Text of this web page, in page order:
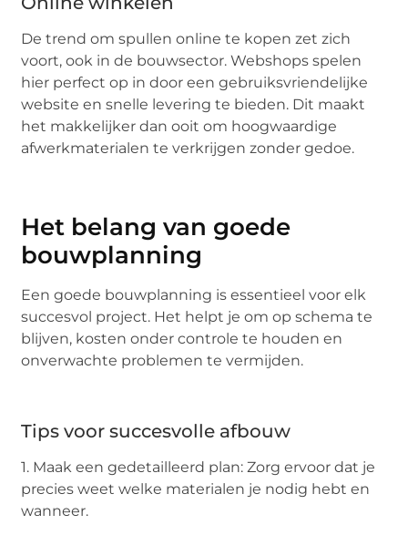
De trend om spullen online te kopen zet zich
voort, ook in de bouwsector. Webshops spelen
hier perfect op in door een gebruiksvriendelijke
website en snelle levering te bieden. Dit maakt
het makkelijker dan ooit om hoogwaardige
afwerkmaterialen te verkrijgen zonder gedoe.
Het belang van goede
bouwplanning
Een goede bouwplanning is essentieel voor elk
succesvol project. Het helpt je om op schema te
blijven, kosten onder controle te houden en
onverwachte problemen te vermijden.
Tips voor succesvolle afbouw
1. Maak een gedetailleerd plan: Zorg ervoor dat je
precies weet welke materialen je nodig hebt en
wanneer.